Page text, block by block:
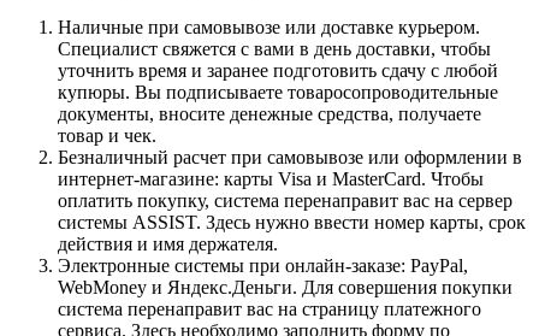
Наличные при самовывозе или доставке курьером.
Специалист свяжется с вами в день доставки, чтобы
уточнить время и заранее подготовить сдачу с любой
купюры. Вы подписываете товаросопроводительные
документы, вносите денежные средства, получаете
товар и чек.
Безналичный расчет при самовывозе или оформлении в
интернет-магазине: карты Visa и MasterCard. Чтобы
оплатить покупку, система перенаправит вас на сервер
системы ASSIST. Здесь нужно ввести номер карты, срок
действия и имя держателя.
Электронные системы при онлайн-заказе: PayPal,
WebMoney и Яндекс.Деньги. Для совершения покупки
система перенаправит вас на страницу платежного
сервиса. Здесь необходимо заполнить форму по